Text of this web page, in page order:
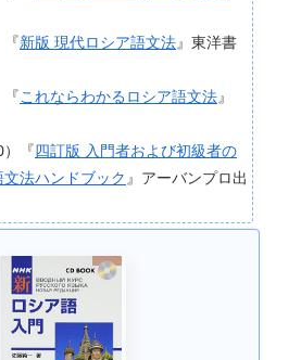
新版 現代ロシア語文法』東洋書
これならわかるロシア語文法』
『四訂版 入門者および初級者の
法ハンドブック 』アーバンプロ出